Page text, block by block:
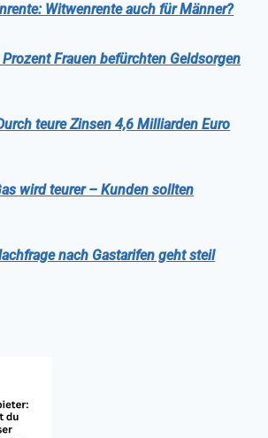
Witwenrente auch für Männer?
Frauen befürchten Geldsorgen
teure Zinsen 4,6 Milliarden Euro
wird teurer – Kunden sollten
nach Gastarifen geht steil